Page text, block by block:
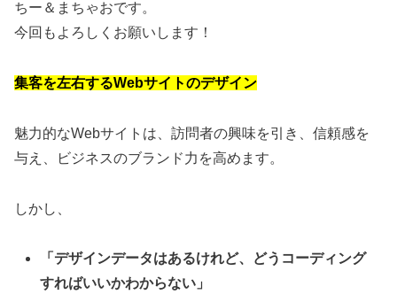
ちー＆まちゃおです。
今回もよろしくお願いします！
集客を左右するWebサイトのデザイン
魅力的なWebサイトは、訪問者の興味を引き、信頼感を
与え、ビジネスのブランド力を高めます。
しかし、
「デザインデータはあるけれど、どうコーディング
すればいいかわからない」